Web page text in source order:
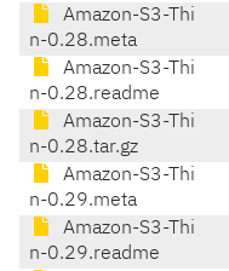
Amazon-S3-Thi
n-0.28.meta
Amazon-S3-Thi
n-0.28.readme
Amazon-S3-Thi
n-0.28.tar.gz
Amazon-S3-Thi
n-0.29.meta
Amazon-S3-Thi
n-0.29.readme